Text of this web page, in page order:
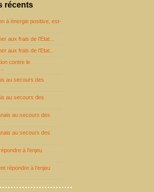
récents
à énergie positive, est-
aux frais de l'Etat...
aux frais de l'Etat...
contre le
au secours des
au secours des
au secours des
au secours des
à l'enjeu
répondre à l'enjeu